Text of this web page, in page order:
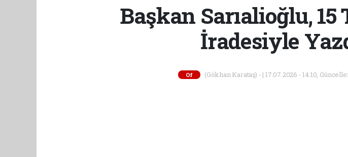
Başkan Sarıalioğlu,
İradesiyle
Of (Gökhan Karataş) - | 17.07.2026 - 14:10,